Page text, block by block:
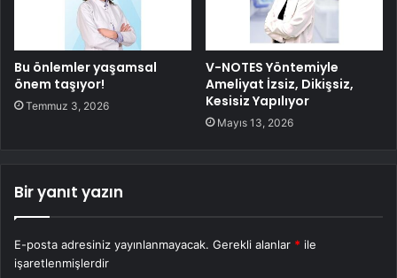
Bu önlemler yaşamsal
önem taşıyor!
Temmuz 3, 2026
V-NOTES Yöntemiyle
Ameliyat İzsiz, Dikişsiz,
Kesisiz Yapılıyor
Mayıs 13, 2026
Bir yanıt yazın
E-posta adresiniz yayınlanmayacak. Gerekli alanlar * ile
işaretlenmişlerdir